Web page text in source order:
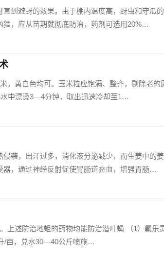
到避蚜的效果。由于棚内温度高，蚜虫和守瓜
猛，应从苗期就彻底防治，药剂可选用20%…
，黄白色均可。玉米粒应饱满、整齐，剔除老的
中漂烫3—4分钟，取出迅速冷却至1…
袭，出汗过多，消化液分泌减少，而生姜中的
器，通过神经反射促使胃肠道充血，增强胃肠…
上述防治地蛆的药物均能防治潜叶蝇 （1）氟乐
/亩，兑水30—40公斤喷施…